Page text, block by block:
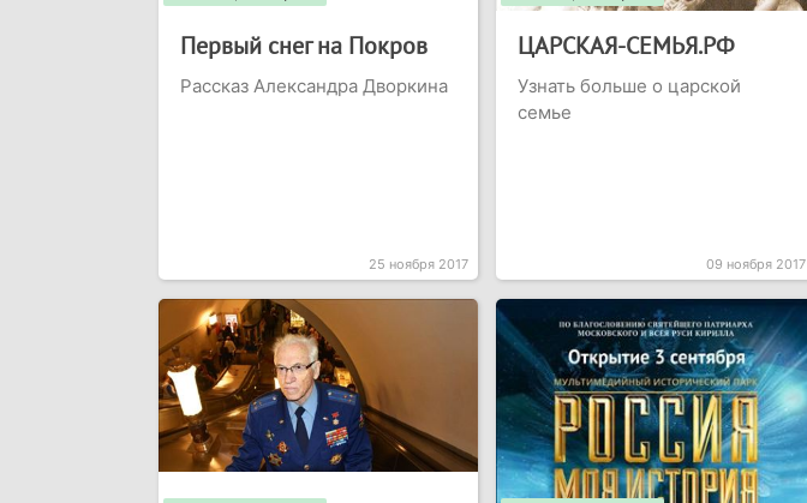
Первый снег на Покров
Рассказ Александра Дворкина
25 ноября 2017
ЦАРСКАЯ-СЕМЬЯ.РФ
Узнать больше о царской
семье
09 ноября 2017